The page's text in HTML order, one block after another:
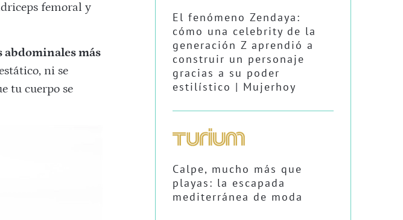
femoral y
más
ni se
tu cuerpo se
El fenómeno Zendaya:
cómo una celebrity de la
generación Z aprendió a
construir un personaje
gracias a su poder
estilístico | Mujerhoy
Calpe, mucho más que
playas: la escapada
mediterránea de moda